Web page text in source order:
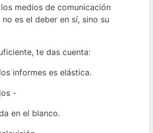
medios de comunicación
es el deber en sí, sino su
te das cuenta:
informes es elástica.
-
en el blanco.